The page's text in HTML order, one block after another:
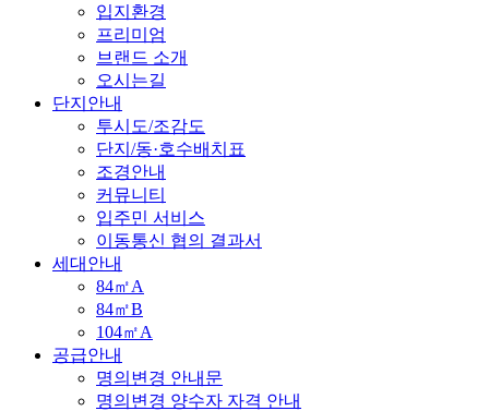
입지환경
프리미엄
브랜드 소개
오시는길
단지안내
투시도/조감도
단지/동·호수배치표
조경안내
커뮤니티
입주민 서비스
이동통신 협의 결과서
세대안내
84㎡A
84㎡B
104㎡A
공급안내
명의변경 안내문
명의변경 양수자 자격 안내